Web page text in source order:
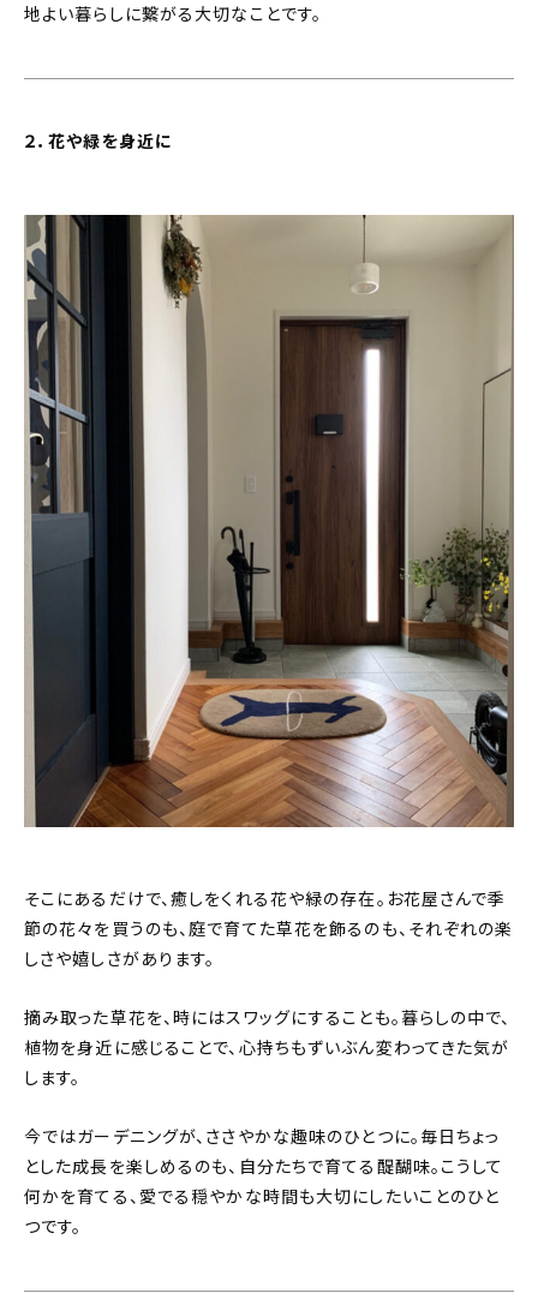
地よい暮らしに繋がる大切なことです。
２．花や緑を身近に
そこにあるだけで、癒しをくれる花や緑の存在。お花屋さんで季
節の花々を買うのも、庭で育てた草花を飾るのも、それぞれの楽
しさや嬉しさがあります。
摘み取った草花を、時にはスワッグにすることも。暮らしの中で、
植物を身近に感じることで、心持ちもずいぶん変わってきた気が
します。
今ではガーデニングが、ささやかな趣味のひとつに。毎日ちょっ
とした成長を楽しめるのも、自分たちで育てる醍醐味。こうして
何かを育てる、愛でる穏やかな時間も大切にしたいことのひと
つです。